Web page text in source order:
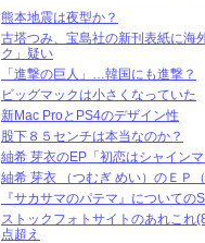
熊本地震は夜型か？
古塔つみ、宝島社の新刊表紙に海
ク」疑い
「進撃の巨人」…韓国にも進撃？
ビッグマックは小さくなっていた
新Mac ProとPS4のデザイン性
股下８５センチは本当なのか？
紬希 芽衣のEP「初恋はシャイン
紬希 芽衣 （つむぎ めい）のＥＰ（
『サカサマのパテマ』についての
ストックフォトサイトのあれこれ
点超え